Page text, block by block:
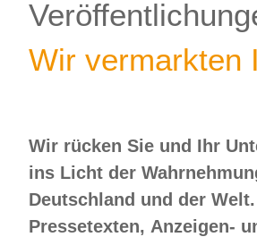
Wir vermarkten
Wir rücken Sie und Ihr
ins Licht der
Deutschland und der
Pressetexten, Anzeigen-
wollen Sie doch – oder?